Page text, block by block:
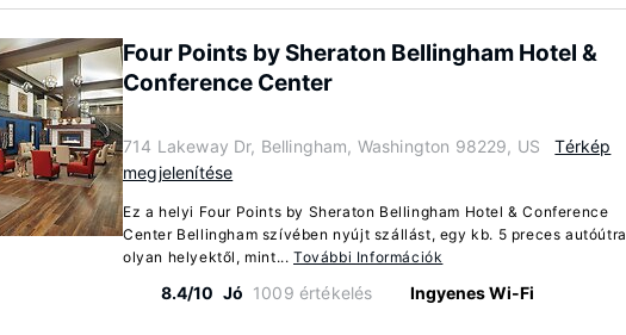
Four Points by Sheraton Bellingham Hotel &
Conference Center
714 Lakeway Dr, Bellingham, Washington 98229, US
Térkép
megjelenítése
Ez a helyi Four Points by Sheraton Bellingham Hotel & Conference
Center Bellingham szívében nyújt szállást, egy kb. 5 preces autóútra
olyan helyektől, mint... További Információk
8.4/10 Jó 1009 értékelés Ingyenes Wi-Fi